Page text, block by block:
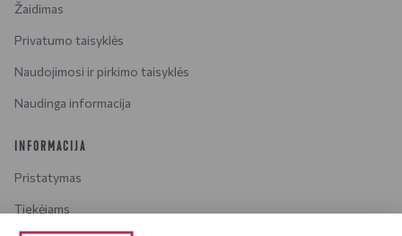
Žaidimas
Privatumo taisyklės
Naudojimosi ir pirkimo taisyklės
Naudinga informacija
INFORMACIJA
Pristatymas
Tiekėjams